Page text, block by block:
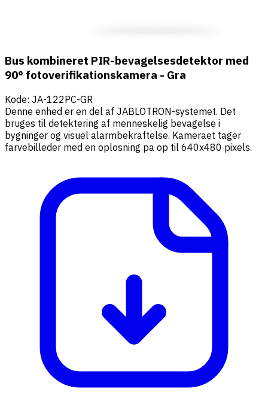
Bus kombineret PIR-bevagelsesdetektor med
90° fotoverifikationskamera - Gra
Kode: JA-122PC-GR
Denne enhed er en del af JABLOTRON-systemet. Det
bruges til detektering af menneskelig bevagelse i
bygninger og visuel alarmbekraftelse. Kameraet tager
farvebilleder med en oplosning pa op til 640x480 pixels.